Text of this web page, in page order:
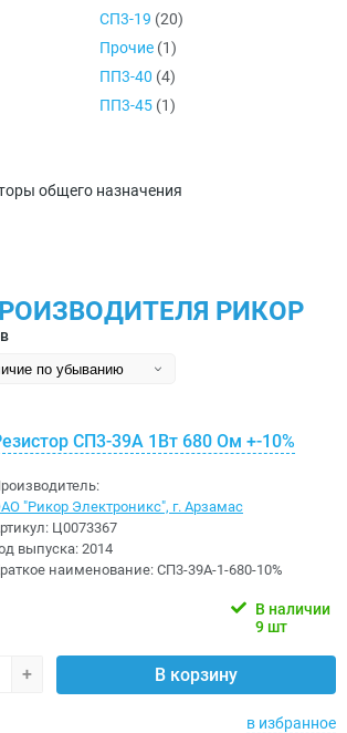
СП3-19 (20)
Прочие (1)
ПП3-40 (4)
ПП3-45 (1)
общего назначения
РИКОР
СП3-39А 1Вт 680 Ом +-10%
"Рикор Электроникс", г. Арзамас
Ц0073367
выпуска: 2014
наименование: СП3-39А-1-680-10%
В наличии
9 шт
+ В корзину
в избранное